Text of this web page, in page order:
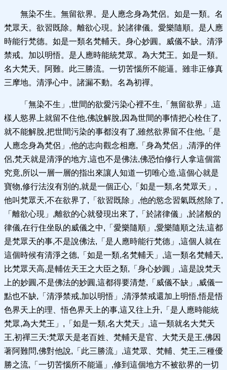
無染不生。無留欲界。是人應念身為梵侶。如是一類。名
梵眾天。欲習既除。離欲心現。於諸律儀。愛樂隨順。是人應
時能行梵德。如是一類名梵輔天。身心妙圓。威儀不缺。清淨
禁戒。加以明悟。是人應時能統梵眾。為大梵王。如是一類。
名大梵天。阿難。此三勝流。一切苦惱所不能逼。雖非正修真
三摩地。清淨心中。諸漏不動。名為初禪。
「無染不生」,世間的欲愛污染心裡不生,「無留欲界」,這
樣人慾界上就留不住他,佛說解脫,因為世間的事情把心栓住了,
就不能解脫,把世間污染的事都沒有了,雖然欲界留不住他,「是
人應念身為梵侶」,他的志向觀念相應,「身為梵侶」,清淨的伴
侶,梵天就是清淨的地方,這也不是佛法,佛恐怕修行人拿這個當
究竟,所以一層一層的指出來讓人知道一切唯心造,這個心就是
寶物,修行法沒有別的,就是一個正心,「如是一類,名梵眾天」,
他叫梵眾天,不在欲界了,「欲習既除」,他的慾念習氣既然除了,
「離欲心現」,離欲的心就發現出來了,「於諸律儀」,於諸般的
律儀,在行住坐臥的威儀之中,「愛樂隨順」,愛樂隨順之法,這都
是梵眾天的事,不是說佛法,「是人應時能行梵德」,這個人就在
這個時候有清淨之德,「如是一類,名梵輔天」,這一類名梵輔天,
比梵眾天高,是輔佐天王之大臣之類,「身心妙圓」,這是說梵天
上的妙圓,不是佛法的妙圓,這都得要清楚,「威儀不缺」,威儀一
點也不缺,「清淨禁戒,加以明悟」,清淨禁戒還加上明悟,悟是悟
色界天上的理、悟色界天上的事,這又往上升,「是人應時能統
梵眾,為大梵王」,「如是一類,名大梵天」,這一類就名大梵天
王,初禪三天:梵眾天是老百姓、梵輔天是官、大梵天是王,佛因
著阿難問,佛對他說,「此三勝流」,這梵眾、梵輔、梵王,三種優
勝之流,「一切苦惱所不能逼」,修到這個地方不被欲界的一切